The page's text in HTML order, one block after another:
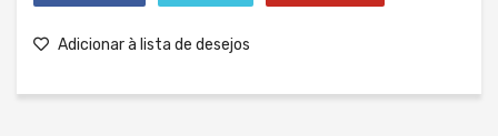
Adicionar à lista de desejos